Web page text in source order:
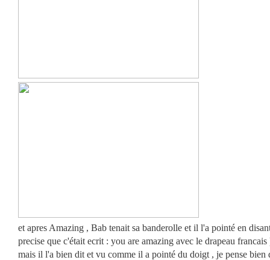
et apres Amazing , Bab tenait sa banderolle et il l'a pointé en
precise que c'était ecrit : you are amazing avec le drapeau
mais il l'a bien dit et vu comme il a pointé du doigt , je pense bien